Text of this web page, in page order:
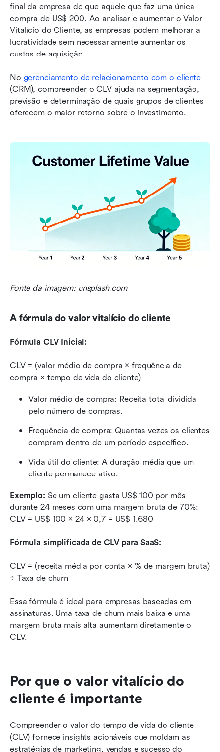
final da empresa do que aquele que faz uma única
compra de US$ 200. Ao analisar e aumentar o Valor
Vitalício do Cliente, as empresas podem melhorar a
lucratividade sem necessariamente aumentar os
custos de aquisição.
No gerenciamento de relacionamento com o cliente
(CRM), compreender o CLV ajuda na segmentação,
previsão e determinação de quais grupos de clientes
oferecem o maior retorno sobre o investimento.
Fonte da imagem: unsplash.com
A fórmula do valor vitalício do cliente
Fórmula CLV Inicial:
CLV = (valor médio de compra × frequência de
compra × tempo de vida do cliente)
Valor médio de compra: Receita total dividida
pelo número de compras.
Frequência de compra: Quantas vezes os clientes
compram dentro de um período específico.
Vida útil do cliente: A duração média que um
cliente permanece ativo.
Exemplo: Se um cliente gasta US$ 100 por mês
durante 24 meses com uma margem bruta de 70%:
CLV = US$ 100 × 24 × 0,7 = US$ 1.680
Fórmula simplificada de CLV para SaaS:
CLV = (receita média por conta × % de margem bruta)
÷ Taxa de churn
Essa fórmula é ideal para empresas baseadas em
assinaturas. Uma taxa de churn mais baixa e uma
margem bruta mais alta aumentam diretamente o
CLV.
Por que o valor vitalício do
cliente é importante
Compreender o valor do tempo de vida do cliente
(CLV) fornece insights acionáveis que moldam as
estratégias de marketing, vendas e sucesso do